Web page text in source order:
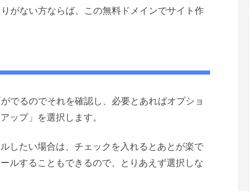
がない方ならば、この無料ドメインでサイト作
でるのでそれを確認し、必要とあればオプショ
ップ」を選択します。
したい場合は、チェックを入れるとあとが楽で
ルすることもできるので、とりあえず選択しな